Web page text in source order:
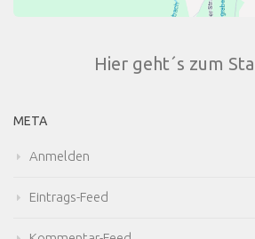
Hier geht´s zum
META
Anmelden
Eintrags-Feed